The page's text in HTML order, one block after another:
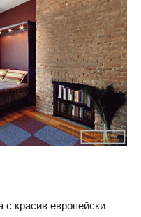
с красив европейски